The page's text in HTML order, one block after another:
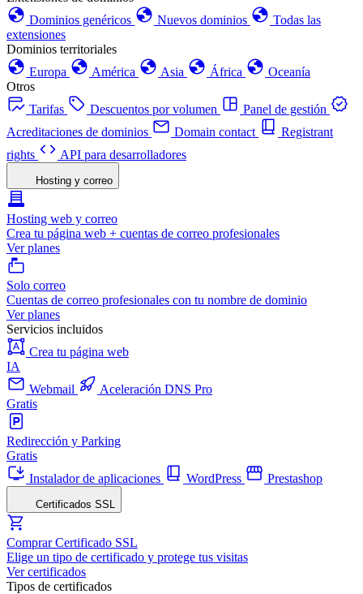
Dominios genéricos
Nuevos dominios
Todas las
extensiones
Dominios territoriales
Europa
América Asia África
Oceanía
Otros
Tarifas
Descuentos por volumen
Panel de gestión
Acreditaciones de dominios
Domain contact
Registrant
rights
API para desarrolladores
Hosting y correo
Hosting web y correo
Crea tu página web + cuentas de correo profesionales
Ver planes
Solo correo
Cuentas de correo profesionales con tu nombre de dominio
Ver planes
Servicios incluidos
Crea tu página web
IA
Webmail
Aceleración DNS Pro
Gratis
Redirección y Parking
Gratis
Instalador de aplicaciones
WordPress Prestashop
Certificados SSL
Comprar Certificado SSL
Elige un tipo de certificado y protege tus visitas
Ver certificados
Tipos de certificados